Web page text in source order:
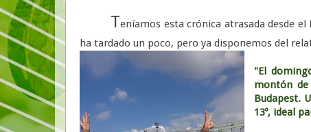
Teníamos esta crónica atrasada desde
ha tardado un poco, pero ya disponemos del
"El
montón de
Budapest.
13º, ideal